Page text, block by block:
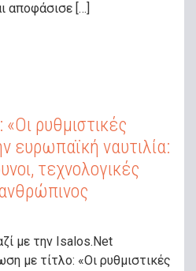
αποφάσισε […]
«Οι ρυθμιστικές
ευρωπαϊκή ναυτιλία:
τεχνολογικές
με την Isalos.Net
με τίτλο: «Οι ρυθμιστικές